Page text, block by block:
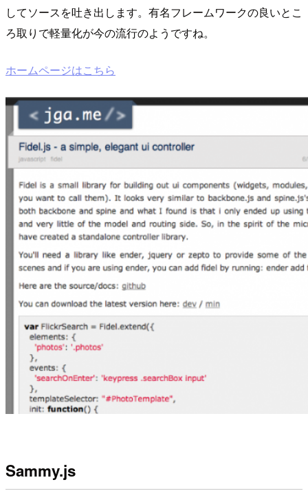
してソースを吐き出します。有名フレームワークの良いとこ
ろ取りで軽量化が今の流行のようですね。
ホームページはこちら
Sammy.js